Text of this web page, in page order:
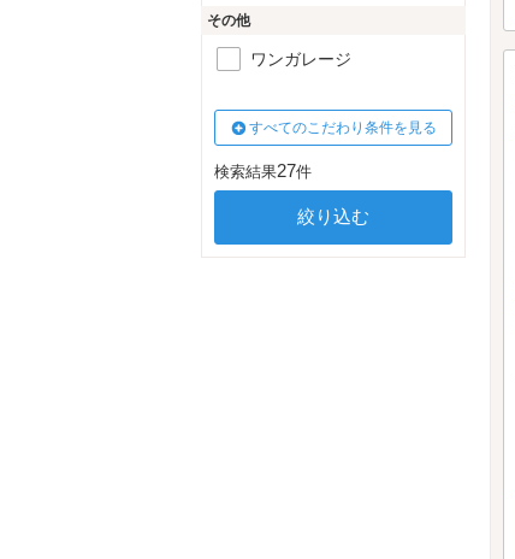
その他
ワンガレージ
すべてのこだわり条件を見る
検索結果27件